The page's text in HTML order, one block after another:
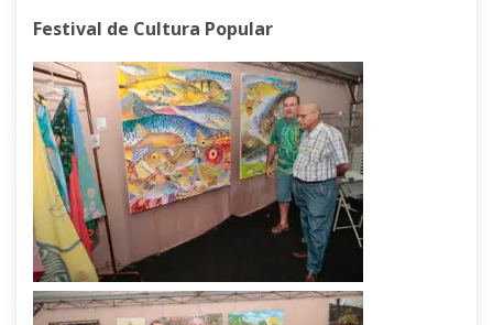
Festival de Cultura Popular